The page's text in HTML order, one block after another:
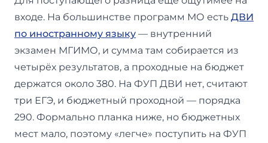
входе. На большинстве программ МО есть ДВИ
по иностранному языку — внутренний
экзамен МГИМО, и сумма там собирается из
четырёх результатов, а проходные на бюджет
держатся около 380. На ФУП ДВИ нет, считают
три ЕГЭ, и бюджетный проходной — порядка
290. Формально планка ниже, но бюджетных
мест мало, поэтому «легче» поступить на ФУП